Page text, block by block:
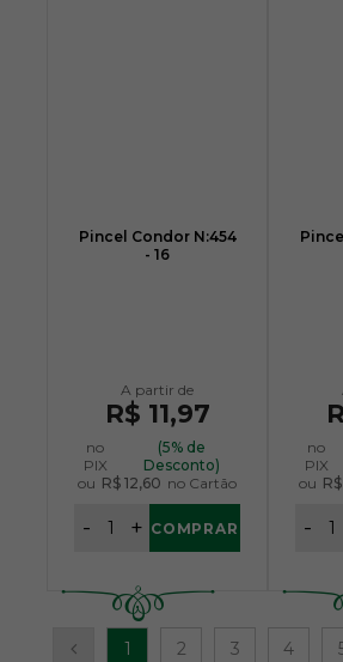
Pincel Condor N:454
- 16
R$ 11,97
no
PIX
(5% de
Desconto)
ou R$ 12,60 no Cartão
+
- COMPRAR
no
PIX
ou
-
1 2 3 4